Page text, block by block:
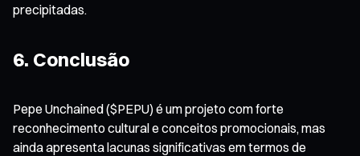
precipitadas.
6. Conclusão
Pepe Unchained ($PEPU) é um projeto com forte
reconhecimento cultural e conceitos promocionais, mas
ainda apresenta lacunas significativas em termos de